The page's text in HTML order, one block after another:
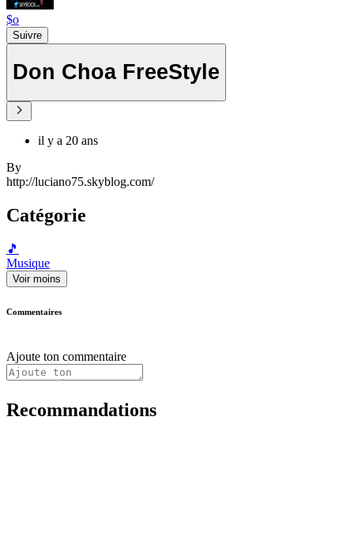
$o
Suivre
Don Choa FreeStyle
il y a 20 ans
By
http://luciano75.skyblog.com/
Catégorie
🎵
Musique
Voir moins
Commentaires
Ajoute ton commentaire
Recommandations